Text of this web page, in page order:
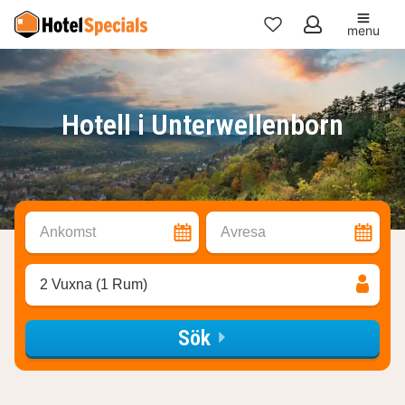
Mina
favoriter
menu
Hotell i Unterwellenborn
Ankomst Avresa
2 Vuxna (1 Rum)
Sök